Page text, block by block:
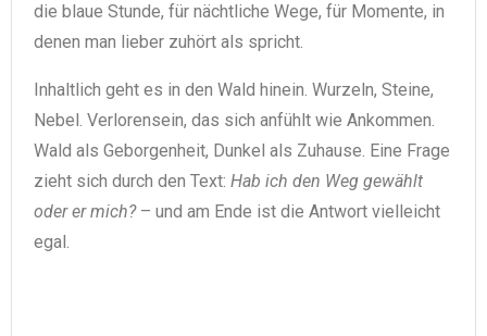
die blaue Stunde, für nächtliche Wege, für Momente, in
denen man lieber zuhört als spricht.
Inhaltlich geht es in den Wald hinein. Wurzeln, Steine,
Nebel. Verlorensein, das sich anfühlt wie Ankommen.
Wald als Geborgenheit, Dunkel als Zuhause. Eine Frage
zieht sich durch den Text: Hab ich den Weg gewählt
oder er mich?– und am Ende ist die Antwort vielleicht
egal.